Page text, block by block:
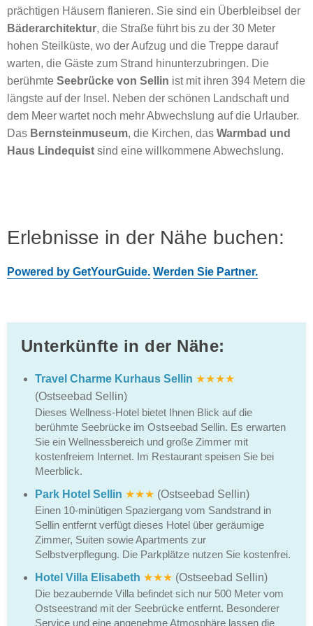
prächtigen Häusern flanieren. Sie sind ein Überbleibsel der
Bäderarchitektur, die Straße führt bis zu der 30 Meter
hohen Steilküste, wo der Aufzug und die Treppe darauf
warten, die Gäste zum Strand hinunterzubringen. Die
berühmte Seebrücke von Sellin ist mit ihren 394 Metern die
längste auf der Insel. Neben der schönen Landschaft und
dem Meer wartet noch mehr Abwechslung auf die Urlauber.
Das Bernsteinmuseum, die Kirchen, das Warmbad und
Haus Lindequist sind eine willkommene Abwechslung.
Erlebnisse in der Nähe buchen:
Powered by GetYourGuide. Werden Sie Partner.
Unterkünfte in der Nähe:
Travel Charme Kurhaus Sellin ★★★★
(Ostseebad Sellin)
Dieses Wellness-Hotel bietet Ihnen Blick auf die
berühmte Seebrücke im Ostseebad Sellin. Es erwarten
Sie ein Wellnessbereich und große Zimmer mit
kostenfreiem Internet. Im Restaurant speisen Sie bei
Meerblick.
Park Hotel Sellin ★★★ (Ostseebad Sellin)
Einen 10-minütigen Spaziergang vom Sandstrand in
Sellin entfernt verfügt dieses Hotel über geräumige
Zimmer, Suiten sowie Apartments zur
Selbstverpflegung. Die Parkplätze nutzen Sie kostenfrei.
Hotel Villa Elisabeth ★★★ (Ostseebad Sellin)
Die bezaubernde Villa befindet sich nur 500 Meter vom
Ostseestrand mit der Seebrücke entfernt. Besonderer
Service und eine angenehme Atmosphäre lassen die